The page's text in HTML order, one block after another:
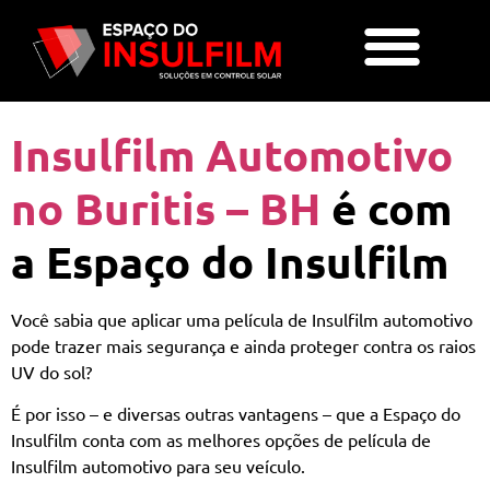
Insulfilm Automotivo
no Buritis – BH é com
a Espaço do Insulfilm
Você sabia que aplicar uma película de Insulfilm automotivo
pode trazer mais segurança e ainda proteger contra os raios
UV do sol?
É por isso – e diversas outras vantagens – que a Espaço do
Insulfilm conta com as melhores opções de película de
Insulfilm automotivo para seu veículo.